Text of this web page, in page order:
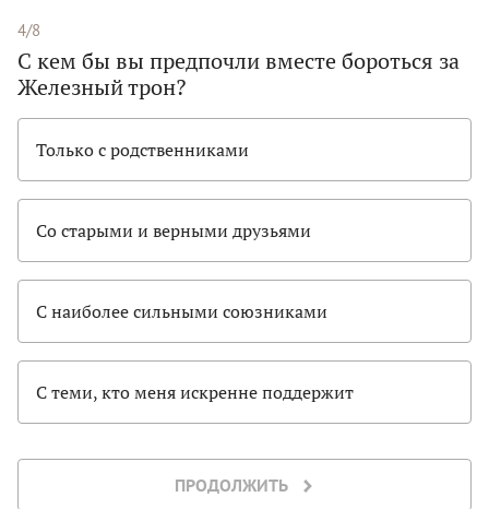
4/8
С кем бы вы предпочли вместе бороться за
Железный трон?
Только с родственниками
Со старыми и верными друзьями
С наиболее сильными союзниками
С теми, кто меня искренне поддержит
ПРОДОЛЖИТЬ